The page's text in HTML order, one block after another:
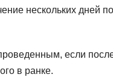
нескольких дней
если
в ранке.